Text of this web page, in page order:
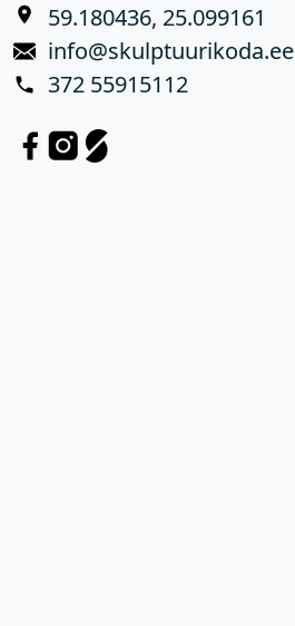
59.180436, 25.099161
info@skulptuurikoda.ee
372 55915112